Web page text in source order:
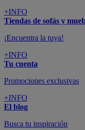
+INFO
Tiendas de sofás y
¡Encuentra la tuya!
+INFO
Tu cuenta
Promociones exclusivas
+INFO
El blog
Busca tu inspiración